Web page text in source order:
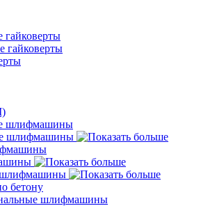
гайковерты
гайковерты
шлифмашины
шлифмашины
бетону
шлифмашины